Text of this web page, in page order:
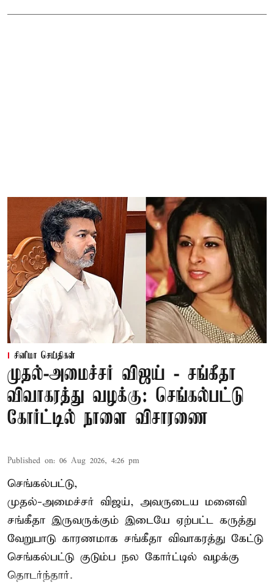
சினிமா செய்திகள்
முதல்-அமைச்சர் விஜய் - சங்கீதா
விவாகரத்து வழக்கு: செங்கல்பட்டு
கோர்ட்டில் நாளை விசாரணை
Published on: 06 Aug 2026, 4:26 pm
செங்கல்பட்டு,
முதல்-அமைச்சர் விஜய், அவருடைய மனைவி
சங்கீதா இருவருக்கும் இடையே ஏற்பட்ட கருத்து
வேறுபாடு காரணமாக சங்கீதா விவாகரத்து கேட்டு
செங்கல்பட்டு குடும்ப நல கோர்ட்டில் வழக்கு
தொடர்ந்தார்.